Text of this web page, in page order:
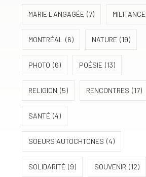
MARIE LANGAGÉE (7) MILITANCE
MONTRÉAL (6) NATURE (19)
PHOTO (6) POÉSIE (13)
RELIGION (5) RENCONTRES (17)
SANTÉ (4)
SOEURS AUTOCHTONES (4)
SOLIDARITÉ (9) SOUVENIR (12)